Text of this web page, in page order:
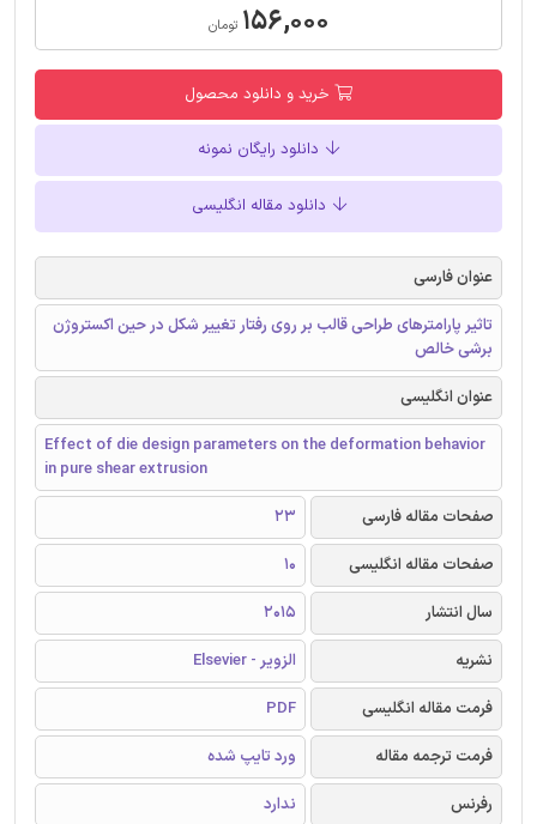
۱۵۶,۰۰۰ تومان
خرید و دانلود محصول
دانلود رایگان نمونه
دانلود مقاله انگلیسی
عنوان فارسی
تاثیر پارامترهای طراحی قالب بر روی رفتار تغییر شکل در حین اکستروژن
برشی خالص
عنوان انگلیسی
Effect of die design parameters on the deformation behavior
in pure shear extrusion
صفحات مقاله فارسی
23
صفحات مقاله انگلیسی
10
سال انتشار
2015
نشریه
الزویر - Elsevier
فرمت مقاله انگلیسی
PDF
فرمت ترجمه مقاله
ورد تایپ شده
رفرنس
ندارد